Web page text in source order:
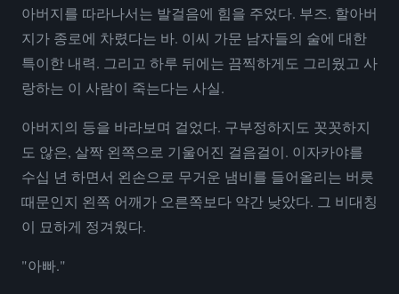
아버지를 따라나서는 발걸음에 힘을 주었다. 부즈. 할아버
지가 종로에 차렸다는 바. 이씨 가문 남자들의 술에 대한
특이한 내력. 그리고 하루 뒤에는 끔찍하게도 그리웠고 사
랑하는 이 사람이 죽는다는 사실.
아버지의 등을 바라보며 걸었다. 구부정하지도 꼿꼿하지
도 않은, 살짝 왼쪽으로 기울어진 걸음걸이. 이자카야를
수십 년 하면서 왼손으로 무거운 냄비를 들어올리는 버릇
때문인지 왼쪽 어깨가 오른쪽보다 약간 낮았다. 그 비대칭
이 묘하게 정겨웠다.
"아빠."